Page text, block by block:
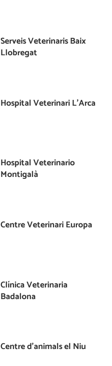
Serveis Veterinaris Baix
Llobregat
Hospital Veterinari L'Arca
Hospital Veterinario
Montigalà
Centre Veterinari Europa
Clínica Veterinaria
Badalona
Centre d’animals el Niu